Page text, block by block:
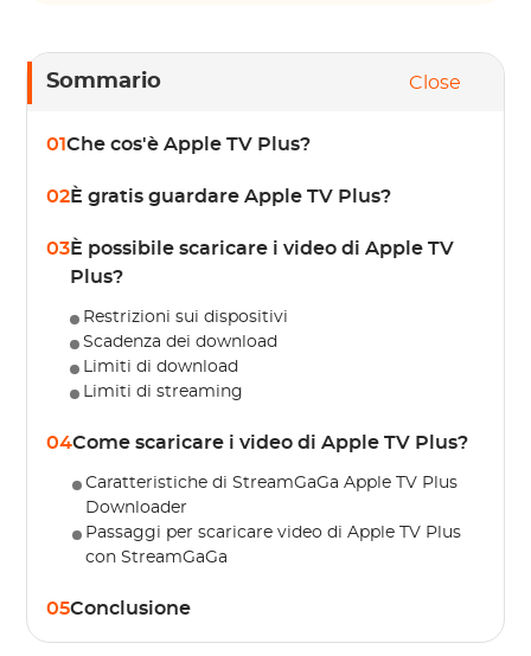
Sommario Close
01Che cos'è Apple TV Plus?
02È gratis guardare Apple TV Plus?
03È possibile scaricare i video di Apple TV
Plus?
Restrizioni sui dispositivi
Scadenza dei download
Limiti di download
Limiti di streaming
04Come scaricare i video di Apple TV Plus?
Caratteristiche di StreamGaGa Apple TV Plus
Downloader
Passaggi per scaricare video di Apple TV Plus
con StreamGaGa
05Conclusione